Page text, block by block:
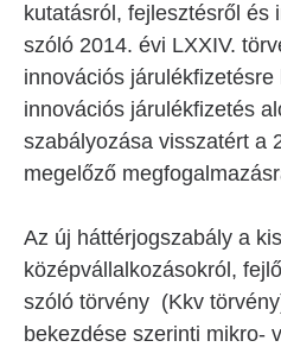
kutatásról, fejlesztésről és
szóló 2014. évi LXXIV.
innovációs
innovációs járulékfizetés
szabályozása visszatért a
megelőző
Az új háttérjogszabály a
középvállalkozásokról,
szóló törvény (Kkv
bekezdése szerinti mikro-